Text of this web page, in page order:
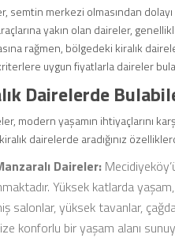
semtin merkezi olmasından
yakın olan daireler,
rağmen, bölgedeki kiralık
uygun fiyatlarla daireler
Dairelerde
modern yaşamın ihtiyaçlarını
dairelerde aradığınız
Daireler:
Yüksek katlarda
salonlar, yüksek tavanlar,
konforlu bir yaşam alanı